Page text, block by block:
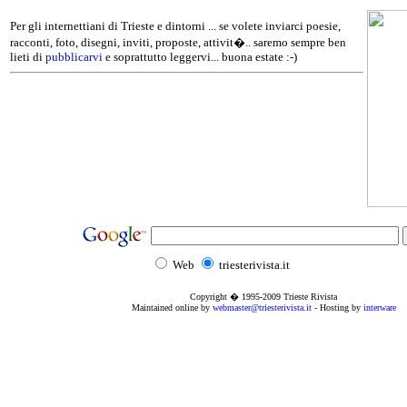
Per gli internettiani di Trieste e dintorni ... se volete inviarci poesie,
racconti, foto, disegni, inviti, proposte, attivit�.. saremo sempre ben
lieti di pubblicarvi e soprattutto leggervi... buona estate :-)
Web triesterivista.it
Copyright � 1995-2009 Trieste Rivista
Maintained online by webmaster@triesterivista.it- Hosting by interware